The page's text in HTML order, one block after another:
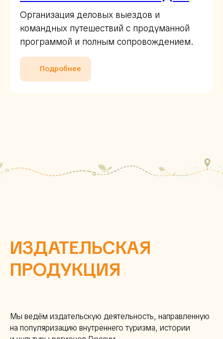
Организация деловых выездов и
командных путешествий с продуманной
программой и полным сопровождением.
Подробнее
ИЗДАТЕЛЬСКАЯ
ПРОДУКЦИЯ
Мы ведём издательскую деятельность, направленную
на популяризацию внутреннего туризма, истории